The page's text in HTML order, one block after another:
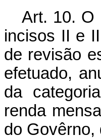
Art. 10. O
incisos II e
de revisão
efetuado,
da
renda
do Govêrno,